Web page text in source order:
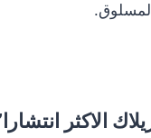
الاكثر